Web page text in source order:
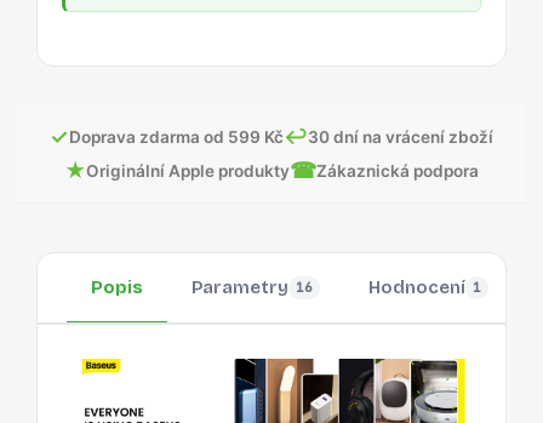
✓Doprava zdarma od 599 Kč↩30 dní na vrácení zboží
★Originální Apple produkty☎Zákaznická podpora
Popis Parametry 16 Hodnocení 1